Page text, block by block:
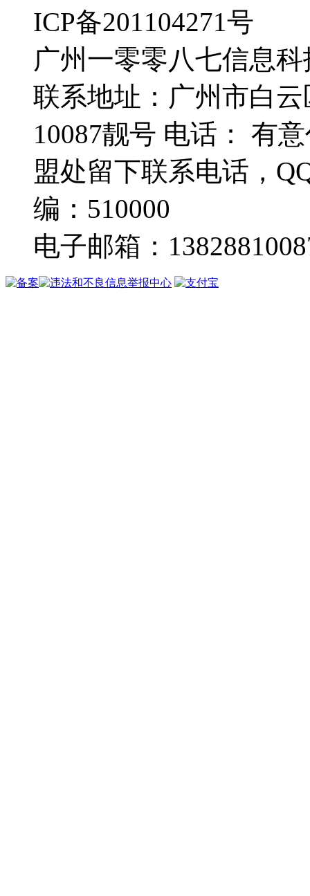
ICP备201104271号
广州一零零八七信息
联系地址：广州市白
10087靓号 电话： 有
盟处留下联系电话，
编：510000
电子邮箱：